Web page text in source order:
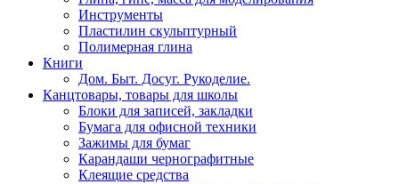
Инструменты
Пластилин скульптурный
Полимерная глина
Книги
Дом. Быт. Досуг. Рукоделие.
Канцтовары, товары для школы
Блоки для записей, закладки
Бумага для офисной техники
Зажимы для бумаг
Карандаши чернографитные
Клеящие средства